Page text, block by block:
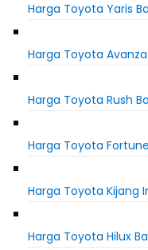
Harga Toyota Yaris
Harga Toyota
Harga Toyota Rush
Harga Toyota
Harga Toyota Kijang
Harga Toyota Hilux